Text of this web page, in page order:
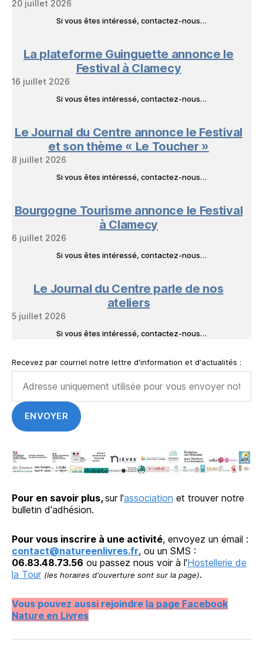
20 juillet 2026
Si vous êtes intéressé, contactez-nous…
La plateforme Guinguette annonce le
Festival à Clamecy
16 juillet 2026
Si vous êtes intéressé, contactez-nous…
Le Journal du Centre annonce le Festival
et son thème « Le Toucher »
8 juillet 2026
Si vous êtes intéressé, contactez-nous…
Bourgogne Tourisme annonce le Festival
à Clamecy
6 juillet 2026
Si vous êtes intéressé, contactez-nous…
Le Journal du Centre parle de nos
ateliers
5 juillet 2026
Si vous êtes intéressé, contactez-nous…
Recevez par courriel notre lettre d'information et d'actualités :
Pour en savoir plus, sur l'association et trouver notre
bulletin d'adhésion.
Pour vous inscrire à une activité, envoyez un émail :
contact@natureenlivres.fr, ou un SMS :
06.83.48.73.56 ou passez nous voir à l'Hostellerie de
la Tour (les horaires d'ouverture sont sur la page).
Vous pouvez aussi rejoindre la page Facebook
Nature en Livres